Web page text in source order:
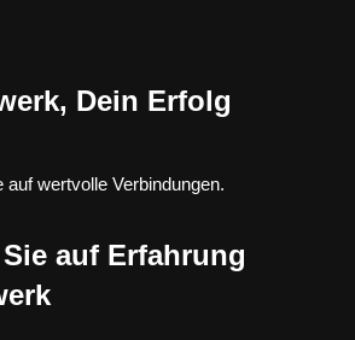
Dein Erfolg
auf wertvolle Verbindungen.
auf Erfahrung